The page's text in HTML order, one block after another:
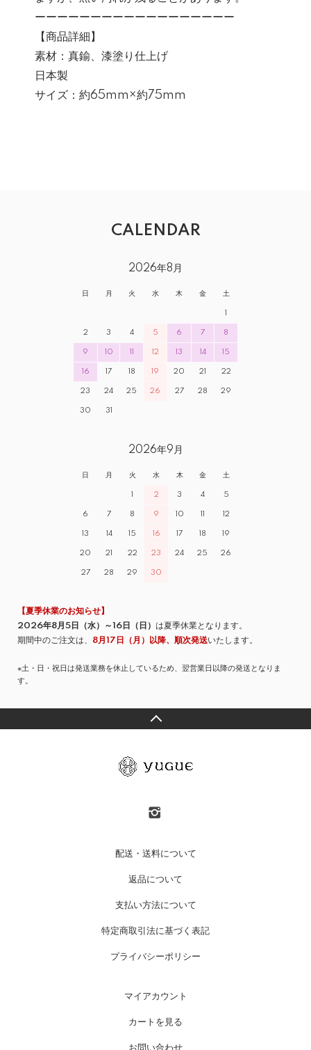
ーーーーーーーーーーーーーーーーーー
【商品詳細】
素材：真鍮、漆塗り仕上げ
日本製
サイズ：約65mm×約75mm
CALENDAR
2026年8月
日 月 火 水 木 金 土
1
2 3 4 5 6 7 8
9 10 11 12 13 14 15
16 17 18 19 20 21 22
23 24 25 26 27 28 29
30 31
2026年9月
日 月 火 水 木 金 土
1 2 3 4 5
6 7 8 9 10 11 12
13 14 15 16 17 18 19
20 21 22 23 24 25 26
27 28 29 30
【夏季休業のお知らせ】
2026年8月5日（水）～16日（日） は夏季休業となります。
期間中のご注文は、 8月17日（月）以降、順次発送いたします。
※土・日・祝日は発送業務を休止しているため、翌営業日以降の発送となりま
す。
配送・送料について
返品について
支払い方法について
特定商取引法に基づく表記
プライバシーポリシー
マイアカウント
カートを見る
お問い合わせ